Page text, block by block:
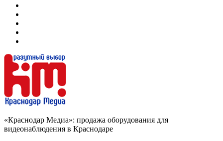
«Краснодар Медиа»: продажа оборудования для
видеонаблюдения в Краснодаре